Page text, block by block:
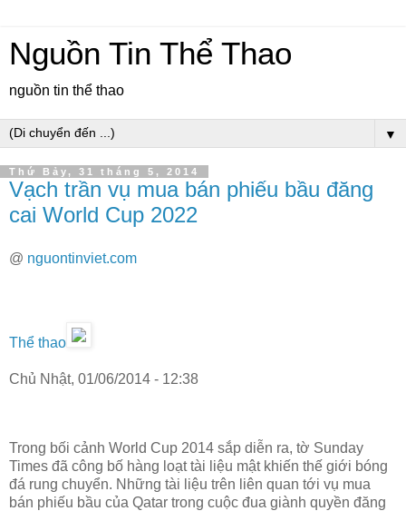
Nguồn Tin Thể Thao
nguồn tin thể thao
▼
Thứ Bảy, 31 tháng 5, 2014
Vạch trần vụ mua bán phiếu bầu đăng
cai World Cup 2022
@ nguontinviet.com
Thể thao
Chủ Nhật, 01/06/2014 - 12:38
Trong bối cảnh World Cup 2014 sắp diễn ra, tờ Sunday
Times đã công bố hàng loạt tài liệu mật khiến thế giới bóng
đá rung chuyển. Những tài liệu trên liên quan tới vụ mua
bán phiếu bầu của Qatar trong cuộc đua giành quyền đăng